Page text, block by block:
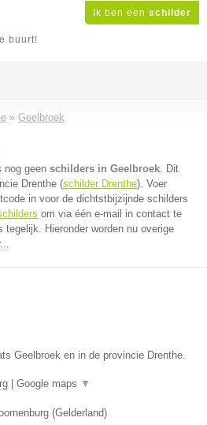
Ik ben een schilder
buurt!
» Geelbroek
nog geen schilders in Geelbroek. Dit
Drenthe (schilder Drenthe). Voer
in voor de dichtstbijzijnde schilders
om via één e-mail in contact te
tegelijk. Hieronder worden nu overige
Geelbroek en in de provincie Drenthe.
Google maps ▼
(Gelderland)